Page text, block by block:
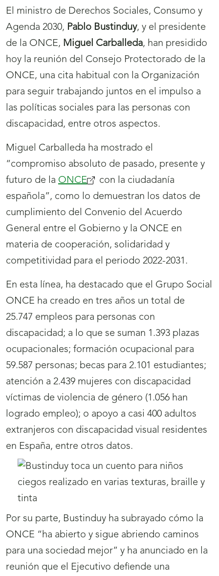
El ministro de Derechos Sociales, Consumo y
Agenda 2030, Pablo Bustinduy, y el presidente
de la ONCE, Miguel Carballeda, han presidido
hoy la reunión del Consejo Protectorado de la
ONCE, una cita habitual con la Organización
para seguir trabajando juntos en el impulso a
las políticas sociales para las personas con
discapacidad, entre otros aspectos.
Miguel Carballeda ha mostrado el
“compromiso absoluto de pasado, presente y
futuro de la ONCE(se
abrirá
nueva
ventana)
con la ciudadanía
española”, como lo demuestran los datos de
cumplimiento del Convenio del Acuerdo
General entre el Gobierno y la ONCE en
materia de cooperación, solidaridad y
competitividad para el periodo 2022-2031.
En esta línea, ha destacado que el Grupo Social
ONCE ha creado en tres años un total de
25.747 empleos para personas con
discapacidad; a lo que se suman 1.393 plazas
ocupacionales; formación ocupacional para
59.587 personas; becas para 2.101 estudiantes;
atención a 2.439 mujeres con discapacidad
víctimas de violencia de género (1.056 han
logrado empleo); o apoyo a casi 400 adultos
extranjeros con discapacidad visual residentes
en España, entre otros datos.
Por su parte, Bustinduy ha subrayado cómo la
ONCE “ha abierto y sigue abriendo caminos
para una sociedad mejor” y ha anunciado en la
reunión que el Ejecutivo defiende una